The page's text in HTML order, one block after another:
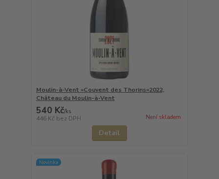
Moulin-à-Vent «Couvent des Thorins»2022,
Château du Moulin-à-Vent
540 Kč/ks
446 Kč bez DPH Není skladem
Detail
Novinka